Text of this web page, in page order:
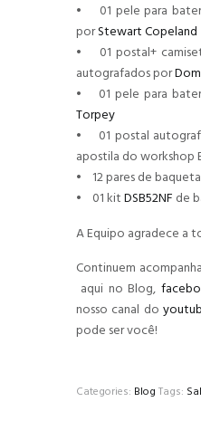
• 01 pele para
porStewart Copeland
• 01 postal+
autografados por
• 01 pele para
Torpey
• 01 postal
apostila do workshop
• 12 pares de
• 01 kitDSB52NF de
A Equipo agradece a
Continuem
aqui no Blog,
nosso canal do
pode ser você!
Categories: Blog Tags: